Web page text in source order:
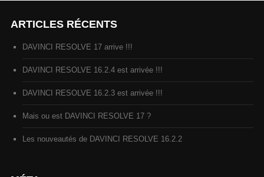
ARTICLES RÉCENTS
DAVINCI RESOLVE 17 arrive !!!
DAVINCI RESOLVE 16.2.4 est arrivée !!!
DAVINCI RESOLVE 16.2.3 est arrivée !!!
Mais ou est DAVINCI RESOLVE 17 ?
Les nouveautés de DAVINCI RESOLVE 16.2.2